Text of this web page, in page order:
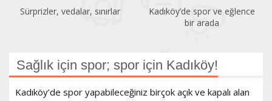
Kadıköy’de spor ve eğlence
Acıbadem Yüzme Havuzu
yenilendi
Sağlık için spor; spor için Kadıköy!
Kadıköy’de spor yapabileceğiniz birçok açık ve kapalı alan